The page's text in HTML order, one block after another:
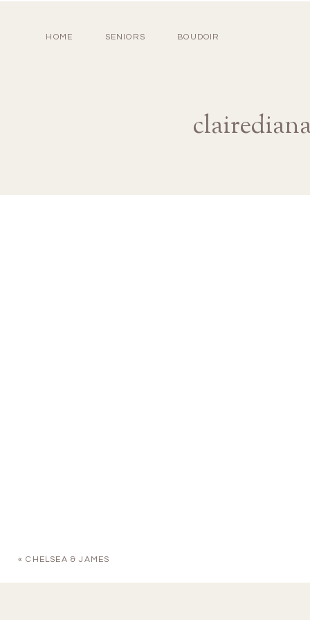
HOME SENIORS BOUDOIR
«CHELSEA & JAMES